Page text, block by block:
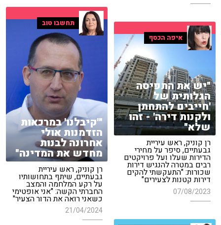
תחשבו טוב
"'קיבלנו' במרכאות
הזדמנות אולי
אחרונה לבנות
מחדש את המדינה"
רן קוניק, ראש עיריית
גבעתיים, שיתף בתחושותיו
על רקע המלחמה והמצב
החברתי הקשה: "אני אופטימי
כשאני רואה את הדור הצעיר"
21/04/2024
איפה הכסף
"יש את התפיסה
הגלותית של
'חייבים להתחתן
ולקנות דירה' - זהו
שלא"
רן קוניק, ראש עיריית
גבעתיים, סיפר על מחירי
הדירות שעלו ועל פרויקטים
רבים במטרה להנגיש דירות
שכורות: "התעקשתי להקים
דירות קטנות לצעירים"
07/08/2023